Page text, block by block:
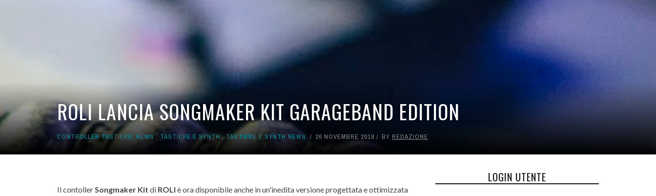
ROLI LANCIA SONGMAKER KIT GARAGEBAND EDITION
CONTROLLER TASTIERE, NEWS , TASTIERE E SYNTH , TASTIERE E SYNTH NEWS 26 NOVEMBRE 2018 BY REDAZIONE
Il contollerSongmaker Kit di ROLI è ora disponibile anche in un'inedita versione progettata e ottimizzata
LOGIN UTENTE